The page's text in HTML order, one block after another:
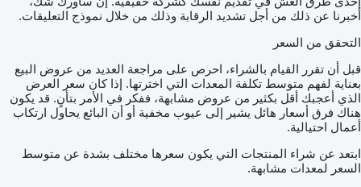
أخبرنا عن ذلك من أجل تشديد الرقابة وذلك من خلال نموذج التعليقات.
التحقق من السعر
قبل أن تقرر القيام بالشراء، احرص على مراجعة العديد من عروض البيع
بعناية لفهم متوسط تكلفة المعدات التي اخترتها. إذا كان سعر العرض
الذي أعجبك أقل بكثير من عروض مشابهة، ففكر في الأمر بتأنٍ. قد يكون
هناك فرق أسعار هائل يشير إلى عيوب مخفية أو أن البائع يحاول ارتكاب
أعمال احتيالية.
ابتعد عن شراء المنتجات التي يكون سعرها مختلف بشدة عن متوسط
السعر لمعدات مشابهة.